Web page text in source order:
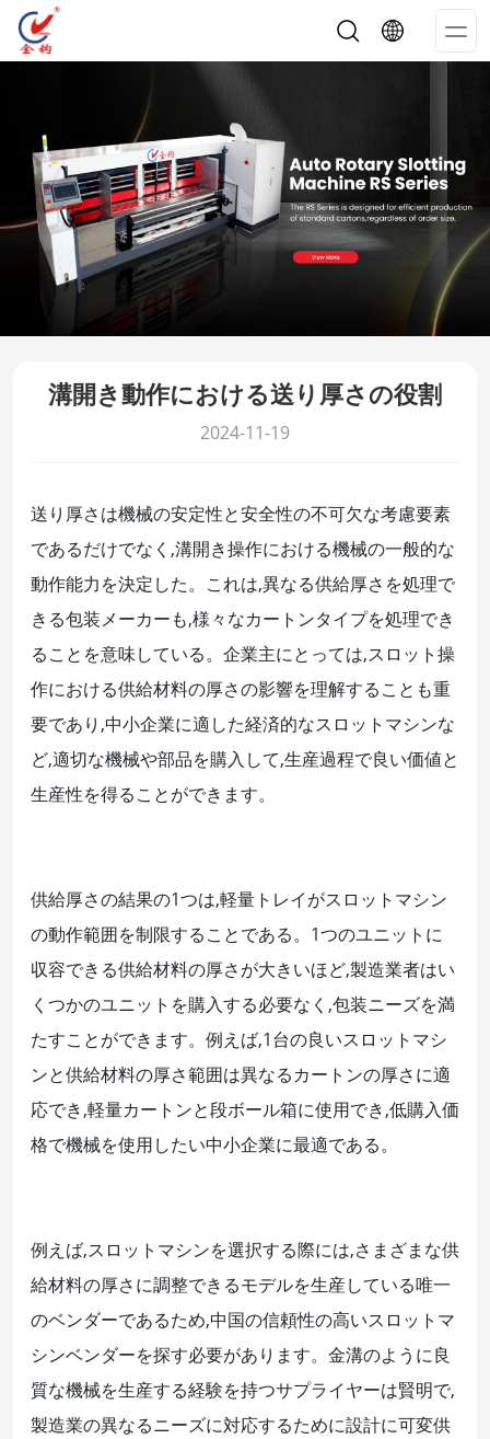
溝開き動作における送り厚さの役割
2024-11-19
送り厚さは機械の安定性と安全性の不可欠な考慮要素
であるだけでなく,溝開き操作における機械の一般的な
動作能力を決定した。これは,異なる供給厚さを処理で
きる包装メーカーも,様々なカートンタイプを処理でき
ることを意味している。企業主にとっては,スロット操
作における供給材料の厚さの影響を理解することも重
要であり,中小企業に適した経済的なスロットマシンな
ど,適切な機械や部品を購入して,生産過程で良い価値と
生産性を得ることができます。
供給厚さの結果の1つは,軽量トレイがスロットマシン
の動作範囲を制限することである。1つのユニットに
収容できる供給材料の厚さが大きいほど,製造業者はい
くつかのユニットを購入する必要なく,包装ニーズを満
たすことができます。例えば,1台の良いスロットマシ
ンと供給材料の厚さ範囲は異なるカートンの厚さに適
応でき,軽量カートンと段ボール箱に使用でき,低購入価
格で機械を使用したい中小企業に最適である。
例えば,スロットマシンを選択する際には,さまざまな供
給材料の厚さに調整できるモデルを生産している唯一
のベンダーであるため,中国の信頼性の高いスロットマ
シンベンダーを探す必要があります。金溝のように良
質な機械を生産する経験を持つサプライヤーは賢明で,
製造業の異なるニーズに対応するために設計に可変供